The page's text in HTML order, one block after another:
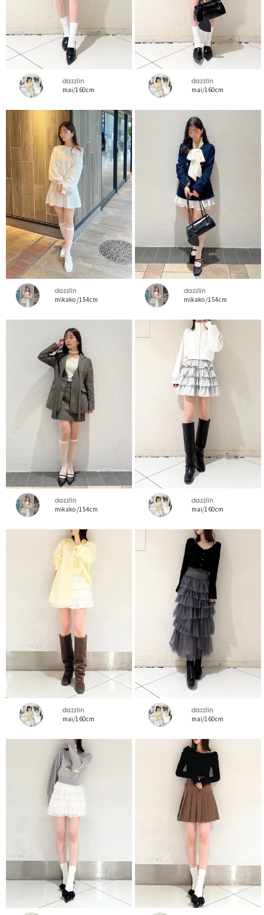
dazzlin
mai/160cm
dazzlin
mai/160cm
dazzlin
mikako /154cm
dazzlin
mikako /154cm
dazzlin
mikako /154cm
dazzlin
mai/160cm
dazzlin
mai/160cm
dazzlin
mai/160cm